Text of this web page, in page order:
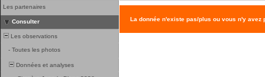
Les partenaires
Consulter
Les observations
- Toutes les photos
Données et analyses
La donnée n'existe pas/plus ou vous n'y avez